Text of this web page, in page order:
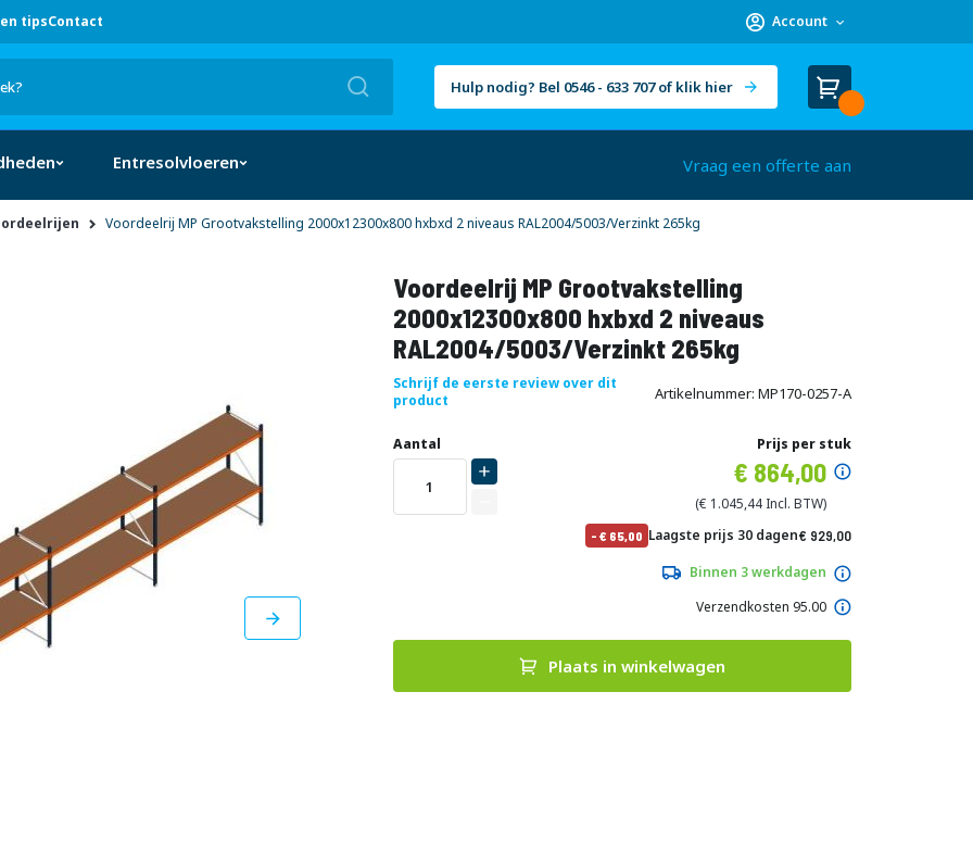
tipsContact Account
Hulp nodig? Bel 0546 - 633 707 of klik hier
Winkelwagen
Cart
Entresolvloeren Vraag een offerte aan
Voordeelrij MP Grootvakstelling 2000x12300x800 hxbxd 2 niveaus RAL2004/5003/Verzinkt 265kg
Voordeelrij MP Grootvakstelling
2000x12300x800 hxbxd 2 niveaus
RAL2004/5003/Verzinkt 265kg
Schrijf de eerste review over dit
product
Artikelnummer MP170-0257-A
Uw
aanpassing
DIRECT
LEVERBAAR
Aantal Prijs per stuk
Speciale
prijs
864,00
1.045,44
- 65,00 Laagste prijs 30 dagen
Normale
929,00
Binnen 3 werkdagen
Verzendkosten 95.00
Plaats in winkelwagen